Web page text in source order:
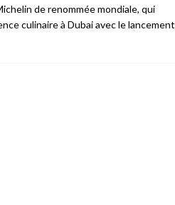
de renommée mondiale, qui
culinaire à Dubai avec le lancement